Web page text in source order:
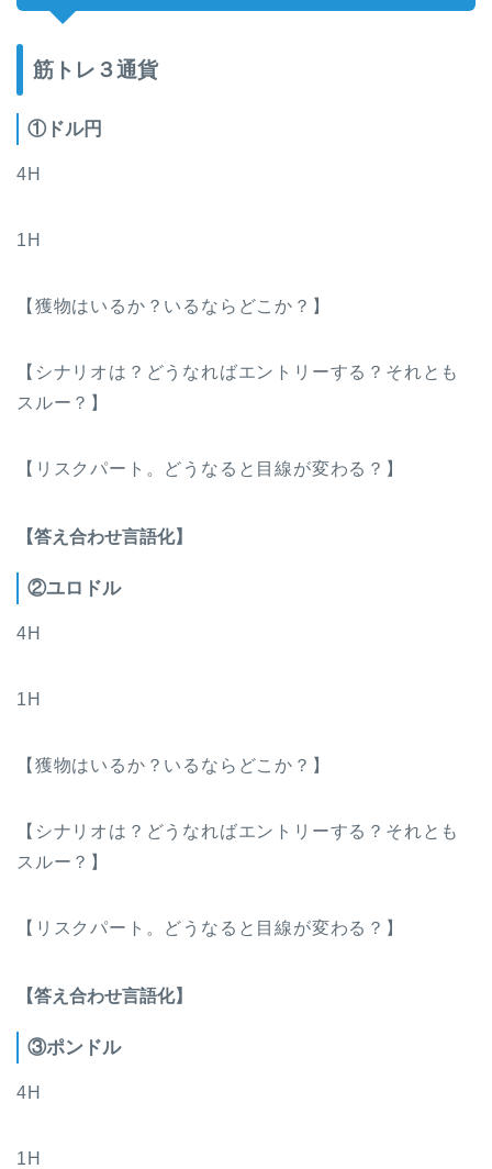
筋トレ３通貨
①ドル円
4H
1H
【獲物はいるか？いるならどこか？】
【シナリオは？どうなればエントリーする？それとも
スルー？】
【リスクパート。どうなると目線が変わる？】
【答え合わせ言語化】
②ユロドル
4H
1H
【獲物はいるか？いるならどこか？】
【シナリオは？どうなればエントリーする？それとも
スルー？】
【リスクパート。どうなると目線が変わる？】
【答え合わせ言語化】
③ポンドル
4H
1H